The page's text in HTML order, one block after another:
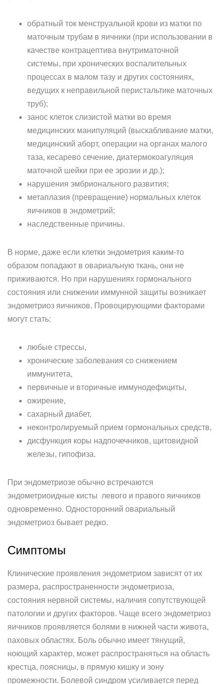
обратный ток менструальной крови из матки по
маточным трубам в яичники (при использовании в
качестве контрацептива внутриматочной
системы, при хронических воспалительных
процессах в малом тазу и других состояниях,
ведущих к неправильной перистальтике маточных
труб);
занос клеток слизистой матки во время
медицинских манипуляций (выскабливание матки,
медицинский аборт, операции на органах малого
таза, кесарево сечение, диатермокоагуляция
маточной шейки при ее эрозии и др.);
нарушения эмбрионального развития;
метаплазия (превращение) нормальных клеток
яичников в эндометрий;
наследственные причины.
В норме, даже если клетки эндометрия каким-то
образом попадают в овариальную ткань, они не
приживаются. Но при нарушениях гормонального
состояния или снижении иммунной защиты возникает
эндометриоз яичников. Провоцирующими факторами
могут стать:
любые стрессы,
хронические заболевания со снижением
иммунитета,
первичные и вторичные иммунодефициты,
ожирение,
сахарный диабет,
неконтролируемый прием гормональных средств,
дисфункция коры надпочечников, щитовидной
железы, гипофиза.
При эндометриозе обычно встречаются
эндометриоидные кисты левого и правого яичников
одновременно. Односторонний овариальный
эндометриоз бывает редко.
Симптомы
Клинические проявления эндометриом зависят от их
размера, распространенности эндометриоза,
состояния нервной системы, наличия сопутствующей
патологии и других факторов. Чаще всего эндометриоз
яичников проявляется болями в нижней части живота,
паховых областях. Боль обычно имеет тянущий,
ноющий характер, может распространяться на область
крестца, поясницы, в прямую кишку и зону
промежности. Болевой синдром усиливается перед